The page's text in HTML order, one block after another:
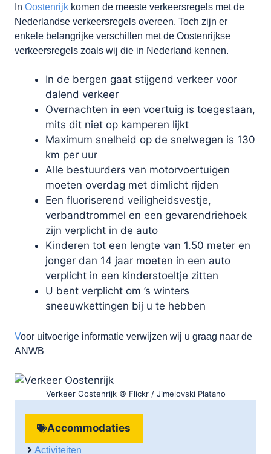
In Oostenrijk komen de meeste verkeersregels met de
Nederlandse verkeersregels overeen. Toch zijn er
enkele belangrijke verschillen met de Oostenrijkse
verkeersregels zoals wij die in Nederland kennen.
In de bergen gaat stijgend verkeer voor
dalend verkeer
Overnachten in een voertuig is toegestaan,
mits dit niet op kamperen lijkt
Maximum snelheid op de snelwegen is 130
km per uur
Alle bestuurders van motorvoertuigen
moeten overdag met dimlicht rijden
Een fluoriserend veiligheidsvestje,
verbandtrommel en een gevarendriehoek
zijn verplicht in de auto
Kinderen tot een lengte van 1.50 meter en
jonger dan 14 jaar moeten in een auto
verplicht in een kinderstoeltje zitten
U bent verplicht om ’s winters
sneeuwkettingen bij u te hebben
Voor uitvoerige informatie verwijzen wij u graag naar de
ANWB
Verkeer Oostenrijk © Flickr / Jimelovski Platano
Accommodaties
Activiteiten